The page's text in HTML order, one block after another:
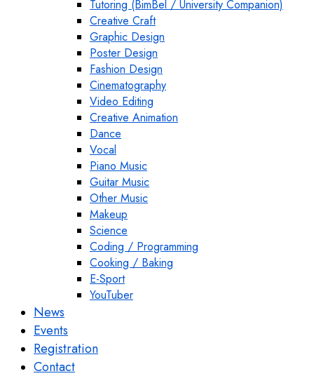
Tutoring (BimBel / University Companion)
Creative Craft
Graphic Design
Poster Design
Fashion Design
Cinematography
Video Editing
Creative Animation
Dance
Vocal
Piano Music
Guitar Music
Other Music
Makeup
Science
Coding / Programming
Cooking / Baking
E-Sport
YouTuber
News
Events
Registration
Contact